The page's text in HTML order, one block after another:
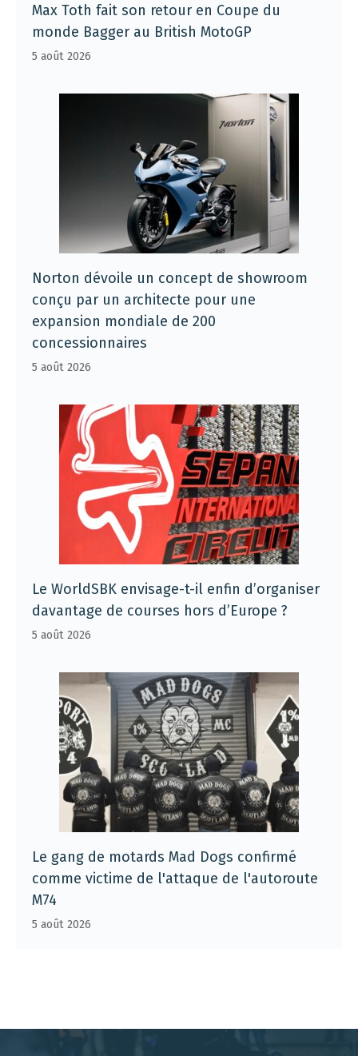
Max Toth fait son retour en Coupe du
monde Bagger au British MotoGP
5 août 2026
Norton dévoile un concept de showroom
conçu par un architecte pour une
expansion mondiale de 200
concessionnaires
5 août 2026
Le WorldSBK envisage-t-il enfin d’organiser
davantage de courses hors d’Europe ?
5 août 2026
Le gang de motards Mad Dogs confirmé
comme victime de l'attaque de l'autoroute
M74
5 août 2026